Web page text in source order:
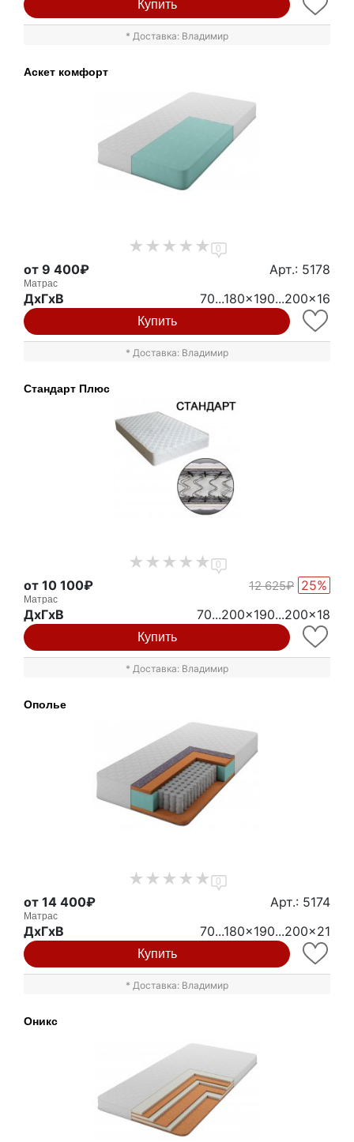
Купить
* Доставка: Владимир
Аскет комфорт
0
от 9 400₽ Арт.: 5178
Матрас
ДxГxВ 70...180x190...200x16
Купить
* Доставка: Владимир
Стандарт Плюс
0
от 10 100₽ 12 625₽ 25%
Матрас
ДxГxВ 70...200x190...200x18
Купить
* Доставка: Владимир
Ополье
0
от 14 400₽ Арт.: 5174
Матрас
ДxГxВ 70...180x190...200x21
Купить
* Доставка: Владимир
Оникс